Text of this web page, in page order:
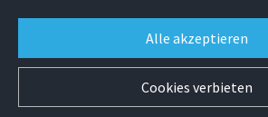
Alle akzeptieren
Cookies verbieten
AGB Datenschutzbestimmungen
Alle Rechte vorbehalten. © Gröner-Schulze GmbH 2026